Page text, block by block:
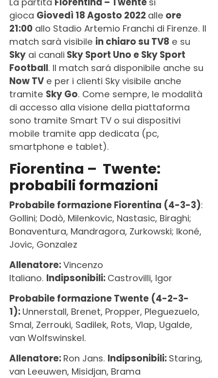
gioca Giovedì 18 Agosto 2022 alle ore
21:00allo Stadio Artemio Franchi di Firenze. Il
match sarà visibile in chiaro su TV8 e su
Skyai canali Sky Sport Uno e Sky Sport
Football. Il match sará disponibile anche su
Now TVe per i clienti Sky visibile anche
tramite Sky Go. Come sempre, le modalità
di accesso alla visione della piattaforma
sono tramite Smart TV o sui dispositivi
mobile tramite app dedicata (pc,
smartphone e tablet).
Fiorentina – Twente:
probabili formazioni
Probabile formazione Fiorentina (4-3-3):
Gollini; Dodò, Milenkovic, Nastasic, Biraghi;
Bonaventura, Mandragora, Zurkowski; Ikoné,
Jovic, Gonzalez
Allenatore:Vincenzo
Italiano. Indipsonibili: Castrovilli, Igor
Probabile formazione Twente(4-2-3-
1): Unnerstall, Brenet, Propper, Pleguezuelo,
Smal, Zerrouki, Sadilek, Rots, Vlap, Ugalde,
van Wolfswinskel.
Allenatore: Ron Jans. Indipsonibili: Staring,
van Leeuwen, Misidjan, Brama